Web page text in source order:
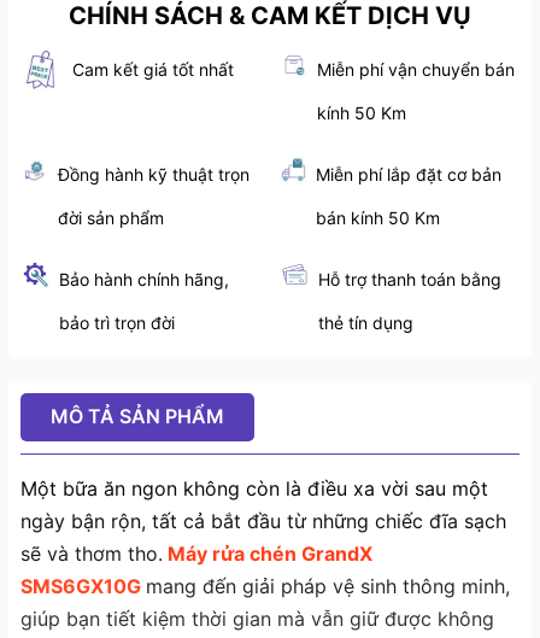
CHÍNH SÁCH & CAM KẾT DỊCH VỤ
Cam kết giá tốt nhất Miễn phí vận chuyển bán
kính 50 Km
Đồng hành kỹ thuật trọn
đời sản phẩm
Miễn phí lắp đặt cơ bản
bán kính 50 Km
Bảo hành chính hãng,
bảo trì trọn đời
Hỗ trợ thanh toán bằng
thẻ tín dụng
MÔ TẢ SẢN PHẨM
Một bữa ăn ngon không còn là điều xa vời sau một
ngày bận rộn, tất cả bắt đầu từ những chiếc đĩa sạch
sẽ và thơm tho. Máy rửa chén GrandX
SMS6GX10G mang đến giải pháp vệ sinh thông minh,
giúp bạn tiết kiệm thời gian mà vẫn giữ được không